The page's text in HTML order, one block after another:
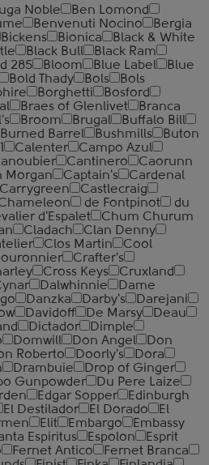
Noble
Ben Lomond
Benvenuti Nocino
Bergia
Bickens Bionica
Black & White
Black Bull
Black Ram
285 Bloom Blue Label
Blue
Bold Thady Bols
Bols
Borghetti
Bosford
Braes of Glenlivet
Branca
Broom Brugal
Buffalo Bill
Burned Barrel Bushmills
Buton
Calenter
Campo Azul
Cantinero
Caorunn
Morgan Captain's
Cardenal
Carrygreen
Castlecraig
de Fontpinot
du
d'Espalet
Chum Churum
Cladach
Clan Denny
Clos Martin
Cool
Crafter's
Cross Keys
Cruxland
Dalwhinnie
Dame
Danzka Darby's
Darejani
Davidoff De Marsy
Deau
Dictador
Dimple
Domwill Don Angel
Don
Roberto Doorly's
Dora
Drambuie
Drop of Ginger
Gunpowder
Du Pere Laize
Edgar Sopper
Edinburgh
El Destilador El Dorado
El
Elit Embargo
Embassy
Espiritus Espolon
Esprit
Fernet Antico
Fernet Branca